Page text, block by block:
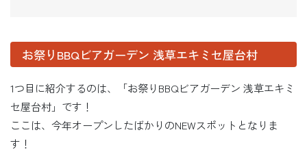
お祭りBBQビアガーデン 浅草エキミセ屋台村
1つ目に紹介するのは、「お祭りBBQビアガーデン 浅草エキミ
セ屋台村」です！
ここは、今年オープンしたばかりのNEWスポットとなりま
す！